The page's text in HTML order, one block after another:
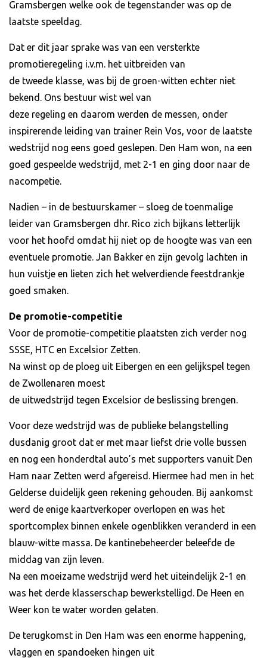
Gramsbergen welke ook de tegenstander was op de
laatste speeldag.
Dat er dit jaar sprake was van een versterkte
promotieregeling i.v.m. het uitbreiden van
de tweede klasse, was bij de groen-witten echter niet
bekend. Ons bestuur wist wel van
deze regeling en daarom werden de messen, onder
inspirerende leiding van trainer Rein Vos, voor de laatste
wedstrijd nog eens goed geslepen. Den Ham won, na een
goed gespeelde wedstrijd, met 2-1 en ging door naar de
nacompetie.
Nadien – in de bestuurskamer – sloeg de toenmalige
leider van Gramsbergen dhr. Rico zich bijkans letterlijk
voor het hoofd omdat hij niet op de hoogte was van een
eventuele promotie. Jan Bakker en zijn gevolg lachten in
hun vuistje en lieten zich het welverdiende feestdrankje
goed smaken.
De promotie-competitie
Voor de promotie-competitie plaatsten zich verder nog
SSSE, HTC en Excelsior Zetten.
Na winst op de ploeg uit Eibergen en een gelijkspel tegen
de Zwollenaren moest
de uitwedstrijd tegen Excelsior de beslissing brengen.
Voor deze wedstrijd was de publieke belangstelling
dusdanig groot dat er met maar liefst drie volle bussen
en nog een honderdtal auto’s met supporters vanuit Den
Ham naar Zetten werd afgereisd. Hiermee had men in het
Gelderse duidelijk geen rekening gehouden. Bij aankomst
werd de enige kaartverkoper overlopen en was het
sportcomplex binnen enkele ogenblikken veranderd in een
blauw-witte massa. De kantinebeheerder beleefde de
middag van zijn leven.
Na een moeizame wedstrijd werd het uiteindelijk 2-1 en
was het derde klasserschap bewerkstelligd. De Heen en
Weer kon te water worden gelaten.
De terugkomst in Den Ham was een enorme happening,
vlaggen en spandoeken hingen uit